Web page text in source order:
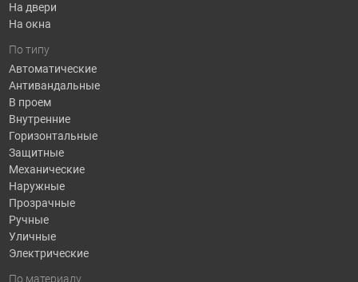
На двери
На окна
По типу
Автоматические
Антивандальные
В проем
Внутренние
Горизонтальные
Защитные
Механические
Наружные
Прозрачные
Ручные
Уличные
Электрические
По материалу